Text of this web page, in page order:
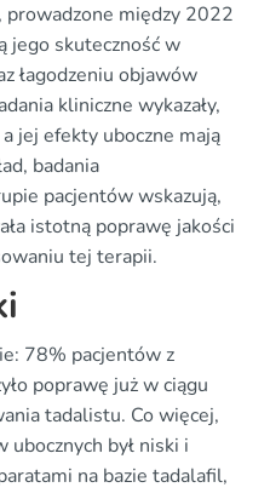
prowadzone między 2022
jego skuteczność w
łagodzeniu objawów
kliniczne wykazały,
jej efekty uboczne mają
badania
pacjentów wskazują,
istotną poprawę jakości
tej terapii.
78% pacjentów z
poprawę już w ciągu
tadalistu. Co więcej,
ubocznych był niski i
na bazie tadalafil,